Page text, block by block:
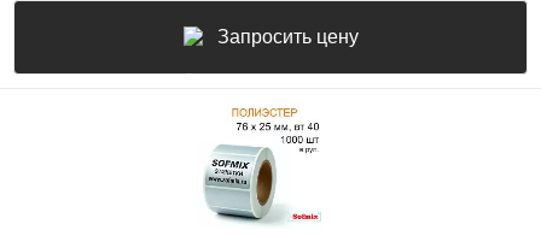
Запросить цену